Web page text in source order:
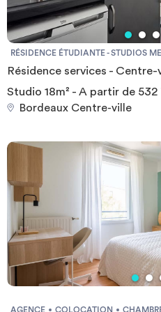
RÉSIDENCE ÉTUDIANTE - STUDIOS
Résidence services - Centre-
Studio 18m² - A partir de
Bordeaux Centre-ville
AGENCE COLOCATION